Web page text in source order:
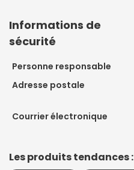
Informations de
sécurité
Personne responsable
Adresse postale
Courrier électronique
Les produits tendances :